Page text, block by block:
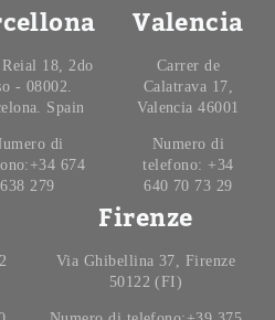
Reial 18, 2do
- 08002.
Spain
di
674
638 279
Valencia
Carrer de
Calatrava 17,
Valencia 46001
Numero di
telefono: +34
640 70 73 29
Firenze
Via Ghibellina 37, Firenze
50122 (FI)